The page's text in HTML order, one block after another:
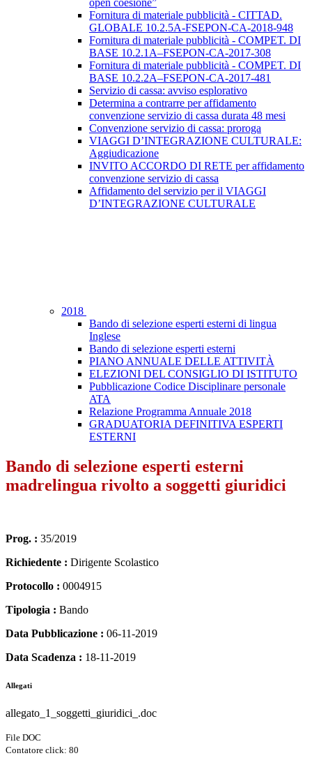
open coesione”
Fornitura di materiale pubblicità - CITTAD.
GLOBALE 10.2.5A-FSEPON-CA-2018-948
Fornitura di materiale pubblicità - COMPET. DI
BASE 10.2.1A–FSEPON-CA-2017-308
Fornitura di materiale pubblicità - COMPET. DI
BASE 10.2.2A–FSEPON-CA-2017-481
Servizio di cassa: avviso esplorativo
Determina a contrarre per affidamento
convenzione servizio di cassa durata 48 mesi
Convenzione servizio di cassa: proroga
VIAGGI D’INTEGRAZIONE CULTURALE:
Aggiudicazione
INVITO ACCORDO DI RETE per affidamento
convenzione servizio di cassa
Affidamento del servizio per il VIAGGI
D’INTEGRAZIONE CULTURALE
2018
Bando di selezione esperti esterni di lingua
Inglese
Bando di selezione esperti esterni
PIANO ANNUALE DELLE ATTIVITÀ
ELEZIONI DEL CONSIGLIO DI ISTITUTO
Pubblicazione Codice Disciplinare personale
ATA
Relazione Programma Annuale 2018
GRADUATORIA DEFINITIVA ESPERTI
ESTERNI
Bando di selezione esperti esterni
madrelingua rivolto a soggetti giuridici
Prog. : 35/2019
Richiedente : Dirigente Scolastico
Protocollo : 0004915
Tipologia : Bando
Data Pubblicazione : 06-11-2019
Data Scadenza : 18-11-2019
Allegati
allegato_1_soggetti_giuridici_.doc
File DOC
Contatore click: 80